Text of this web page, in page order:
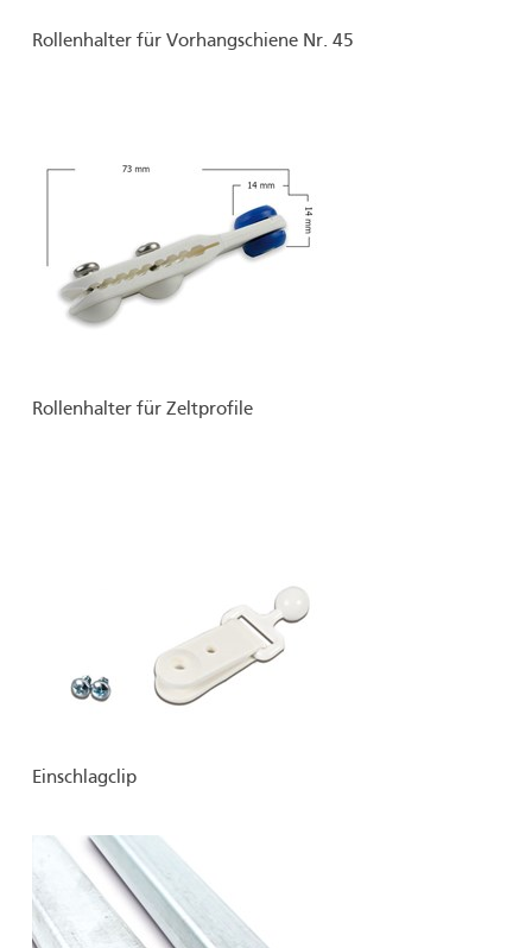
Rollenhalter für Vorhangschiene Nr. 45
Rollenhalter für Zeltprofile
Einschlagclip